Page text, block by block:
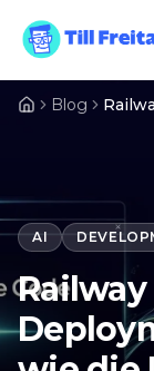
Blog
AI
Railway